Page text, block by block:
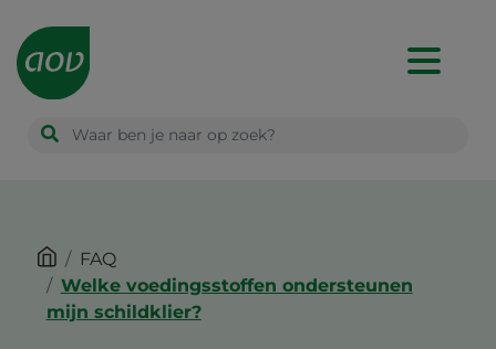
Main
navigation
FAQ
Welke voedingsstoffen ondersteunen
mijn schildklier?